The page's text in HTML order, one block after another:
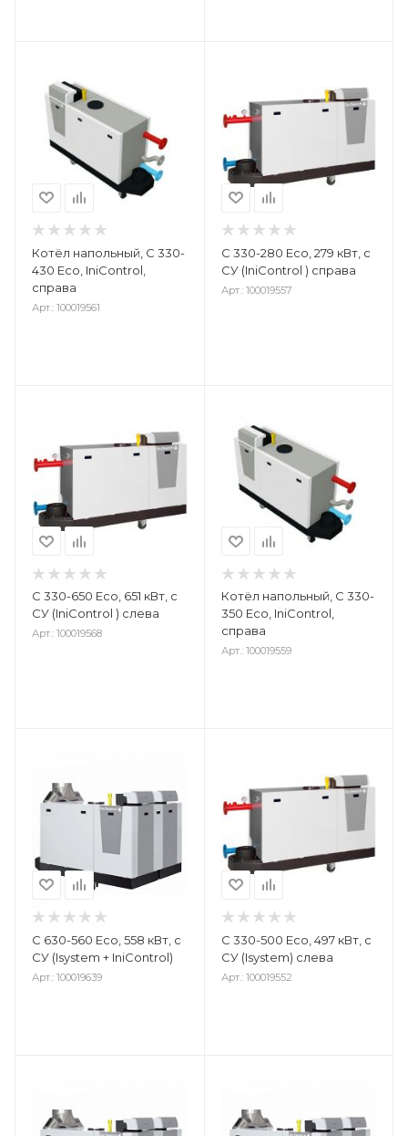
Котёл напольный, C 330-
430 Eco, IniControl,
справа
Арт.: 100019561
С 330-280 Eco, 279 кВт, с
СУ (IniControl ) справа
Арт.: 100019557
С 330-650 Eco, 651 кВт, с
СУ (IniControl ) слева
Арт.: 100019568
Котёл напольный, C 330-
350 Eco, IniControl,
справа
Арт.: 100019559
С 630-560 Eco, 558 кВт, с
СУ (Isystem + IniControl)
Арт.: 100019639
С 330-500 Eco, 497 кВт, с
СУ (Isystem) слева
Арт.: 100019552